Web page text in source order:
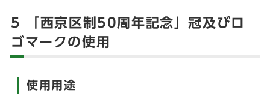
5 「西京区制50周年記念」冠及びロ
ゴマークの使用
使用用途